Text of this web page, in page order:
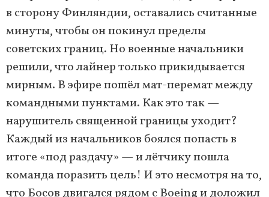
в сторону Финляндии, оставались считанные
минуты, чтобы он покинул пределы
советских границ. Но военные начальники
решили, что лайнер только прикидывается
мирным. В эфире пошёл мат-перемат между
командными пунктами. Как это так —
нарушитель священной границы уходит?
Каждый из начальников боялся попасть в
итоге «под раздачу» — и лётчику пошла
команда поразить цель! И это несмотря на то,
что Босов двигался рядом с Boeing и доложил